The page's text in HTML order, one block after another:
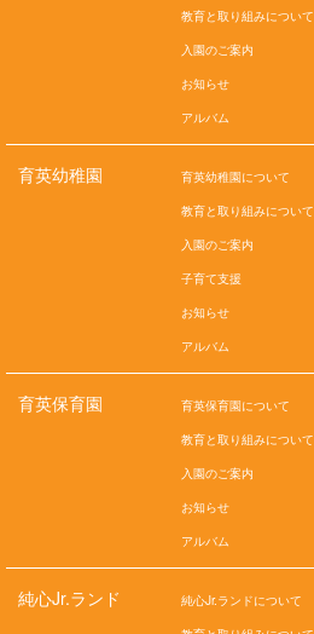
教育と取り組みについて
入園のご案内
お知らせ
アルバム
育英幼稚園
育英幼稚園について
教育と取り組みについて
入園のご案内
子育て支援
お知らせ
アルバム
育英保育園
育英保育園について
教育と取り組みについて
入園のご案内
お知らせ
アルバム
純心Jr.ランド
純心Jr.ランドについて